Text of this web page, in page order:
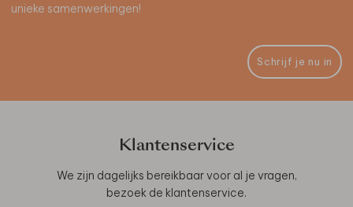
unieke samenwerkingen!
Schrijf je nu in
Klantenservice
We zijn dagelijks bereikbaar voor al je vragen,
bezoek de klantenservice.